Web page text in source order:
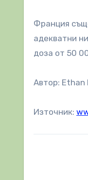
Франция
адекватни
доза от 50
Автор: Ethan
Източник: